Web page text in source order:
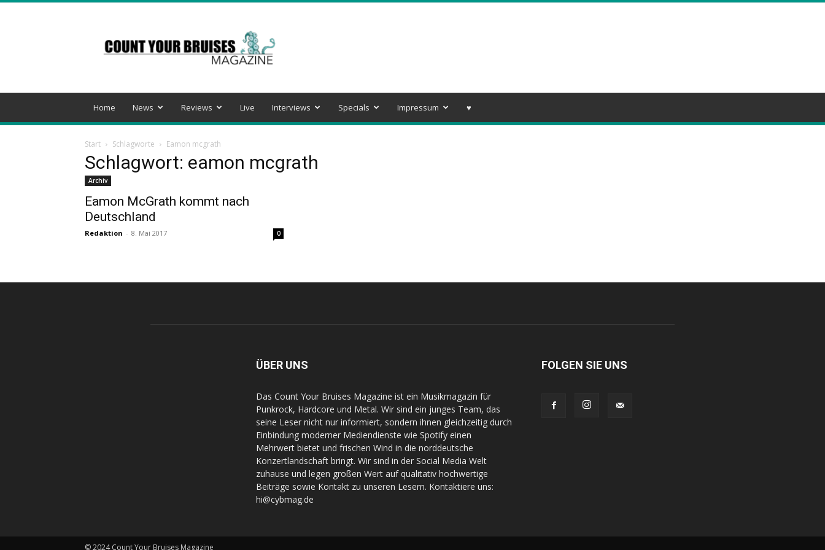
Your
Bruises
Magazine
Home News Reviews Live Interviews Specials Impressum ♥️
Start Schlagworte Eamon mcgrath
Schlagwort: eamon mcgrath
Archiv
Eamon McGrath kommt nach
Deutschland
Redaktion - 8. Mai 2017 0
ÜBER UNS
Das Count Your Bruises Magazine ist ein Musikmagazin für
Punkrock, Hardcore und Metal. Wir sind ein junges Team, das
seine Leser nicht nur informiert, sondern ihnen gleichzeitig durch
Einbindung moderner Mediendienste wie Spotify einen
Mehrwert bietet und frischen Wind in die norddeutsche
Konzertlandschaft bringt. Wir sind in der Social Media Welt
zuhause und legen großen Wert auf qualitativ hochwertige
Beiträge sowie Kontakt zu unseren Lesern. Kontaktiere uns:
hi@cybmag.de
FOLGEN SIE UNS
© 2024 Count Your Bruises Magazine